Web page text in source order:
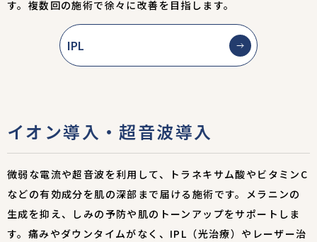
す。複数回の施術で徐々に改善を目指します。
IPL
イオン導入・超音波導入
微弱な電流や超音波を利用して、トラネキサム酸やビタミンC
などの有効成分を肌の深部まで届ける施術です。メラニンの
生成を抑え、しみの予防や肌のトーンアップをサポートしま
す。痛みやダウンタイムがなく、IPL（光治療）やレーザー治